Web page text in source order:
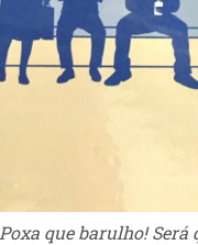
Poxa que barulho! Será